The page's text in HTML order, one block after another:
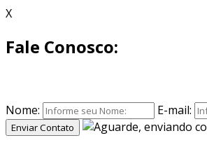
X
Fale Conosco:
Nome: E-mail:
Enviar Contato